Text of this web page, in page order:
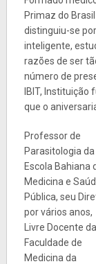
Primaz do
distinguiu-se
inteligente,
razões de ser
número de
IBIT,
que o
Professor de
Parasitologia da
Escola Bahiana
Medicina e
Pública, seu
por vários anos,
Livre Docente da
Faculdade de
Medicina da